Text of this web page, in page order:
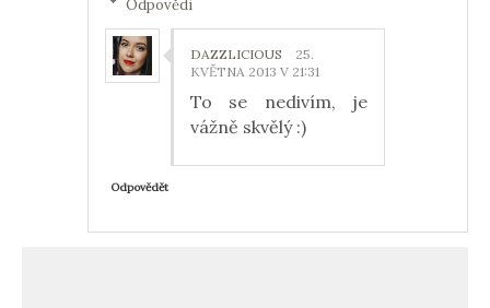
Odpovědi
DAZZLICIOUS
25.
KVĚTNA 2013 V 21:31
To se nedivím, je
vážně skvělý :)
Odpovědět